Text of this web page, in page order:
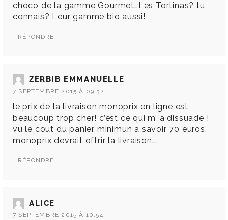
choco de la gamme Gourmet…Les Tortinas? tu
connais? Leur gamme bio aussi!
RÉPONDRE
ZERBIB EMMANUELLE
7 SEPTEMBRE 2015 À 09:32
le prix de la livraison monoprix en ligne est
beaucoup trop cher! c’est ce qui m’ a dissuade !
vu le cout du panier minimun a savoir 70 euros,
monoprix devrait offrir la livraison….
RÉPONDRE
ALICE
7 SEPTEMBRE 2015 À 10:54